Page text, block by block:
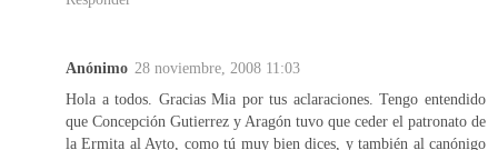
Anónimo 28 noviembre, 2008 11:03
Hola a todos. Gracias Mia por tus aclaraciones. Tengo entendido
que Concepción Gutierrez y Aragón tuvo que ceder el patronato de
la Ermita al Ayto, como tú muy bien dices, y también al canónigo